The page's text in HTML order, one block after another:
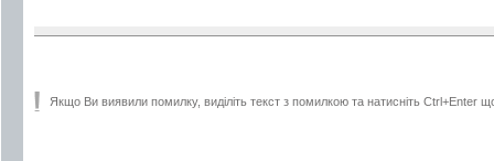
Якщо Ви виявили помилку, виділіть текст з помилкою та натисніть Ctrl+Enter